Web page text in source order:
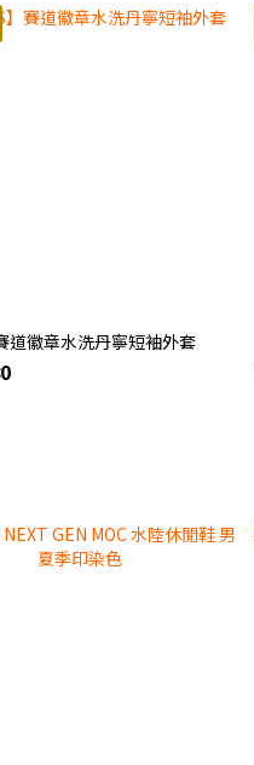
道徽章水洗丹寧短袖外套